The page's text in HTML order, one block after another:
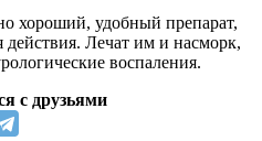
хороший, удобный препарат,
Лечат им и насморк,
воспаления.
с друзьями